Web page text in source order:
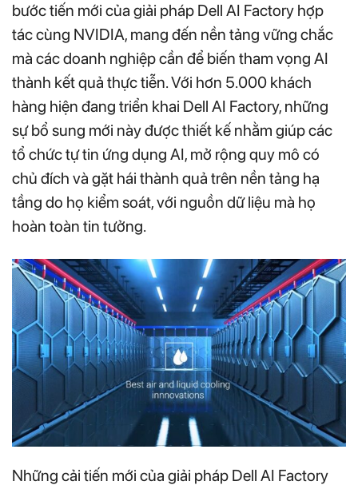
bước tiến mới của giải pháp Dell AI Factory hợp
tác cùng NVIDIA, mang đến nền tảng vững chắc
mà các doanh nghiệp cần để biến tham vọng AI
thành kết quả thực tiễn. Với hơn 5.000 khách
hàng hiện đang triển khai Dell AI Factory, những
sự bổ sung mới này được thiết kế nhằm giúp các
tổ chức tự tin ứng dụng AI, mở rộng quy mô có
chủ đích và gặt hái thành quả trên nền tảng hạ
tầng do họ kiểm soát, với nguồn dữ liệu mà họ
hoàn toàn tin tưởng.
Những cải tiến mới của giải pháp Dell AI Factory